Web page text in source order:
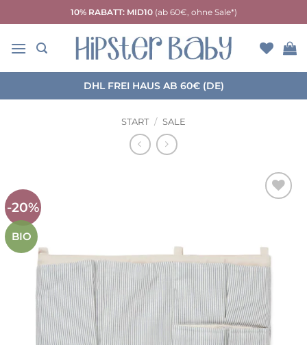
Inhalt
springen
10% RABATT: MID10(ab 60€, ohne Sale*)
DHL FREI HAUS AB 60€ (DE)
START / SALE
-20%
BIO